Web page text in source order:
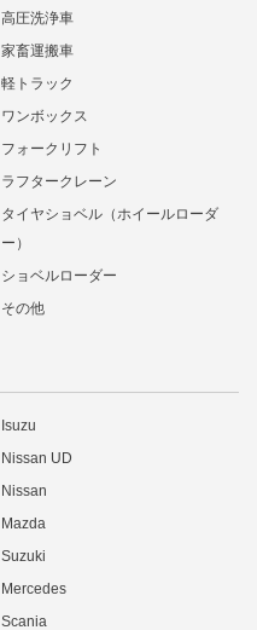
高圧洗浄車
家畜運搬車
軽トラック
ワンボックス
フォークリフト
ラフタークレーン
タイヤショベル（ホイールローダ
ー）
ショベルローダー
その他
Isuzu
Nissan UD
Nissan
Mazda
Suzuki
Mercedes
Scania